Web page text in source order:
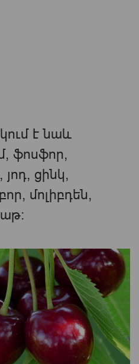
է նաև
ֆոսֆոր,
ցինկ,
մոլիբդեն,